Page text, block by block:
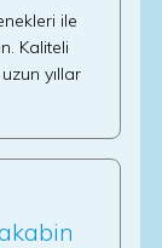
ile
Kaliteli
yıllar